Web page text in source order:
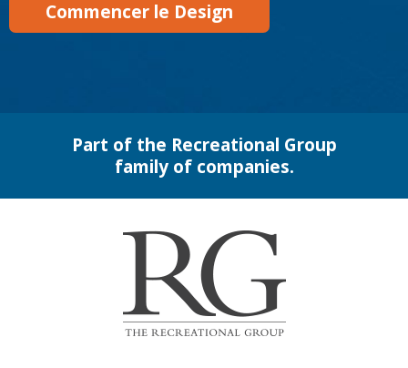
Commencer le Design
Part of the Recreational Group
family of companies.